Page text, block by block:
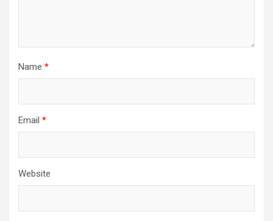
Name *
Email *
Website